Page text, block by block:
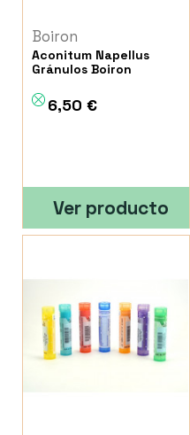
Boiron
Aconitum Napellus
Gránulos Boiron
6,50 €
Ver producto